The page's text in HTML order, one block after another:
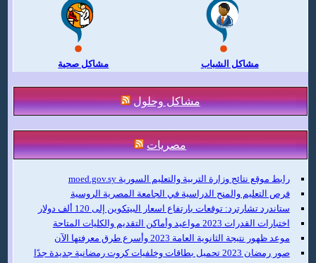
مشاكل صحية مشاكل الشباب
مشاكل وحلول
مصريات
رابط موقع نتائج وزارة التربية والتعليم السورية moed.gov.sy
فرص التعليم والمنح الدراسية في الجامعة المصرية الروسية
ستاندرد تشارترد: توقعات بارتفاع اسعار البيتكوين إلى 120 ألف دولار
اختبارات القدرات 2023 مواعيد وأماكن التقديم والكليات المتاحة
موعد ظهور نتيجة الثانوية العامة 2023 وأسرع طرق معرفتها الآن
صور رمضان 2023 تحميل بطاقات وخلفيات كروت رمضانية جديدة جدًا